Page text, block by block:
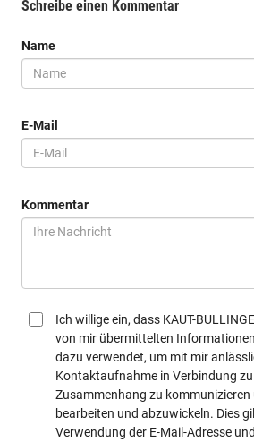
Schreibe einen Kommentar
Name
E-Mail
Kommentar
Ich willige ein, dass KAUT-
von mir übermittelten
dazu verwendet, um mit mir
Kontaktaufnahme in Verbindung
Zusammenhang zu kommunizieren
bearbeiten und abzuwickeln. Dies
Verwendung der E-Mail-Adresse